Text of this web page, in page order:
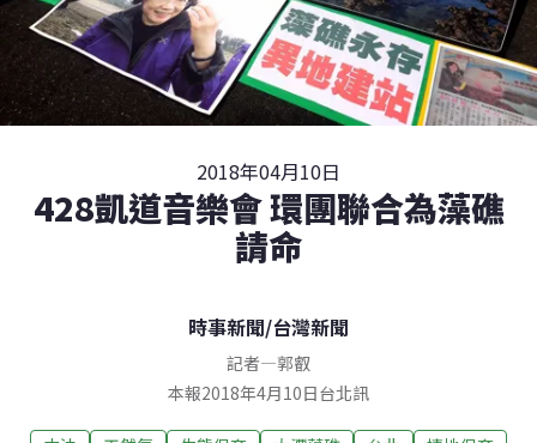
2018年04月10日
428凱道音樂會 環團聯合為藻礁
請命
時事新聞/台灣新聞
記者—郭叡
本報2018年4月10日台北訊